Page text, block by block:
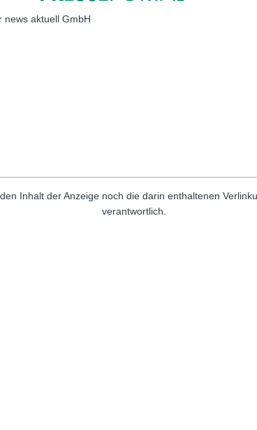
news aktuell GmbH
Inhalt der Anzeige noch die darin enthaltenen
verantwortlich.